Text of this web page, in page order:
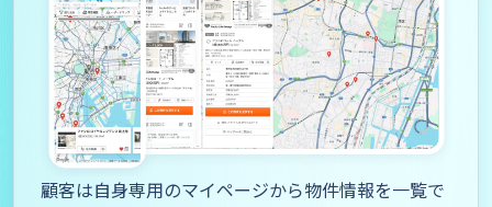
顧客は自身専用のマイページから物件情報を一覧で